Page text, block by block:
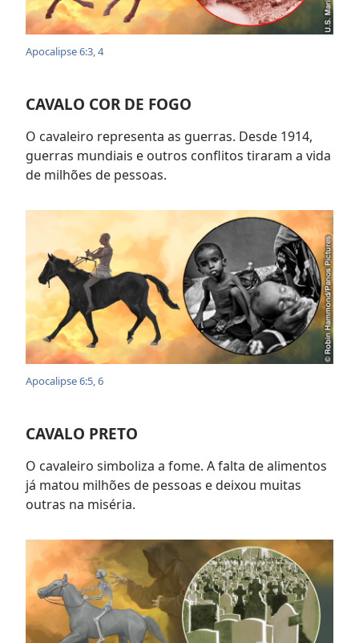
Apocalipse 6:3, 4
CAVALO COR DE FOGO
O cavaleiro representa as guerras. Desde 1914,
guerras mundiais e outros conflitos tiraram a vida
de milhões de pessoas.
Apocalipse 6:5, 6
CAVALO PRETO
O cavaleiro simboliza a fome. A falta de alimentos
já matou milhões de pessoas e deixou muitas
outras na miséria.